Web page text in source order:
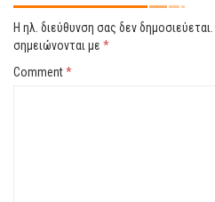
Η ηλ. διεύθυνση σας δεν δημοσιεύεται.
σημειώνονται με *
Comment*